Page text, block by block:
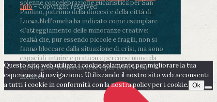
solenne concelebrazione eucaristica per San
Paolino, patrono della diocesi e della città di
Lucca.Nell’omelia ha indicato come esemplare
«l’atteggiamento delle minoranze creative:
realtà che, pur essendo piccole e fragili, non si
fanno bloccare dalla situazione di crisi, ma sono
capaci di intuire e praticare percorsi nuovi da
cui sorgono realtà diverse e per certi versi
inedite».
Info- Copyright reserved
Questo sito web utilizza i cookie solamente per migliorare la tua
esperienza di navigazione. Utilizzando il nostro sito web acconsenti
a tutti i cookie in conformità con la nostra policy per i cookie. Ok